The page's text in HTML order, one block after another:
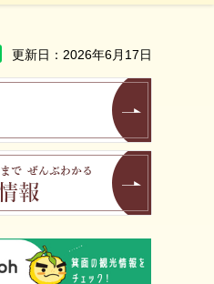
更新日：2026年6月17日